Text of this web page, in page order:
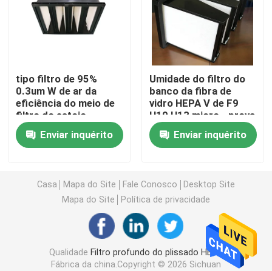
Filtro de ar da cabine da pintura
Filtro de ar de HEPA
Filtro de ar da ATAC
Filtro do selo HEPA do gel
Filtro de alta temperatura de HEPA
Filtro do banco de V
tipo filtro de 95%
0.3um W de ar da
eficiência do meio de
filtro do estojo
compacto para o
sistema da ATAC
Enviar inquérito
Umidade do filtro do
banco da fibra de
vidro HEPA V de F9
H10 H13 micro - prova
Enviar inquérito
Casa Mapa do Site Fale Conosco
Desktop Site
Mapa do Site
Política de privacidade
Qualidade Filtro profundo do plissado HEPA
Fábrica da china.Copyright © 2026 Sichuan